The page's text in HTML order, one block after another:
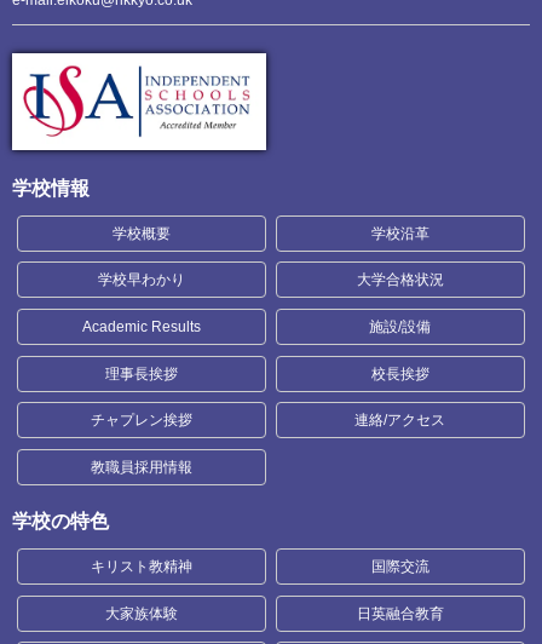
学校情報
学校概要 学校沿革
学校早わかり 大学合格状況
Academic Results 施設/設備
理事長挨拶 校長挨拶
チャプレン挨拶 連絡/アクセス
教職員採用情報
学校の特色
キリスト教精神 国際交流
大家族体験 日英融合教育